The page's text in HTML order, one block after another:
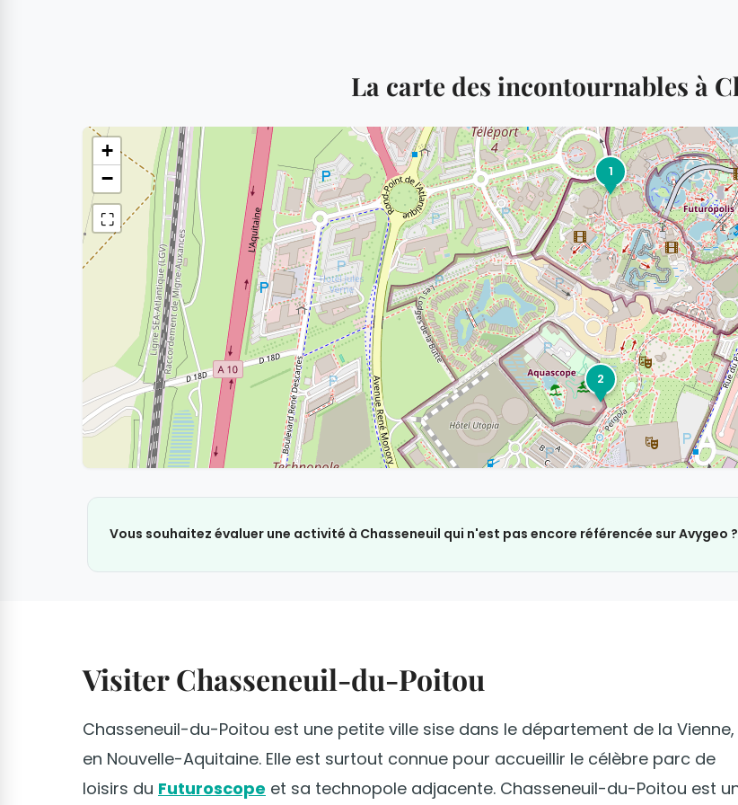
La carte des incontournables à
1
2
+
−
⛶
Vous souhaitez évaluer une activité à Chasseneuil qui n'est pas encore référencée sur Avygeo ?
Visiter Chasseneuil-du-Poitou
Chasseneuil-du-Poitou est une petite ville sise dans le département de la Vienne,
en Nouvelle-Aquitaine. Elle est surtout connue pour accueillir le célèbre parc de
loisirs du Futuroscope et sa technopole adjacente. Chasseneuil-du-Poitou est